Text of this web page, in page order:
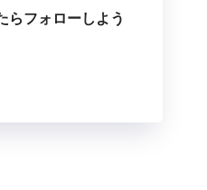
らフォローしよう